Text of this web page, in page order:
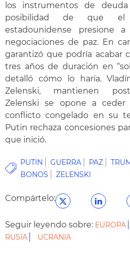
los instrumentos de
posibilidad de que el
estadounidense presione
negociaciones de paz. En
garantizó que podría acabar
tres años de duración en
detalló cómo lo haría.
Zelenski, mantienen
Zelenski se opone a
conflicto congelado en su
Putin rechaza concesiones
que inició.
PUTIN GUERRA PAZ
BONOS
ZELENSKI
Compártelo:
Seguir leyendo sobre: EUROPA
RUSIA
UCRANIA